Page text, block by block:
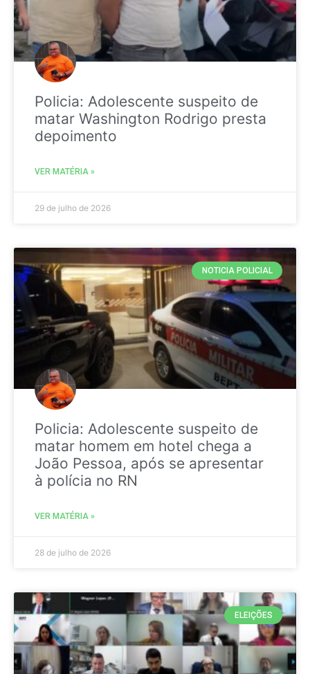
Policia: Adolescente suspeito de
matar Washington Rodrigo presta
depoimento
VER MATÉRIA »
29 de julho de 2026
NOTICIA POLICIAL
Policia: Adolescente suspeito de
matar homem em hotel chega a
João Pessoa, após se apresentar
à polícia no RN
VER MATÉRIA »
28 de julho de 2026
ELEIÇÕES